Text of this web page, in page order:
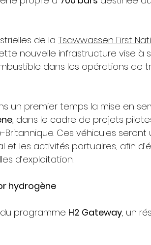
de la Tsawwassen First
nouvelle infrastructure vise à
dans les opérations de
un premier temps la mise en
, dans le cadre de projets
Ces véhicules seront
et les activités portuaires, afin
d’exploitation.
hydrogène
programme H2 Gateway, un